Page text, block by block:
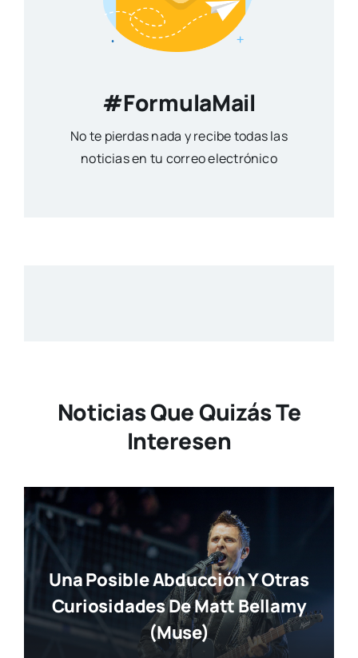
#FormulaMail
No te pierdas nada y recibe todas las
noticias en tu correo electrónico
Noticias Que Quizás Te
Interesen
Una Posible Abducción Y Otras
Curiosidades De Matt Bellamy
(Muse)